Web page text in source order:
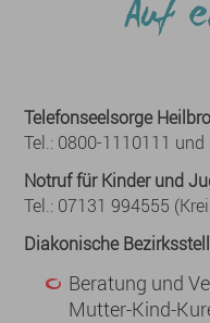
Auf
Telefonseelsorge
Tel.: 0800-1110111
Notruf für Kinder und
Tel.: 07131 994555
Diakonische
Beratung und
Mutter-Kind-